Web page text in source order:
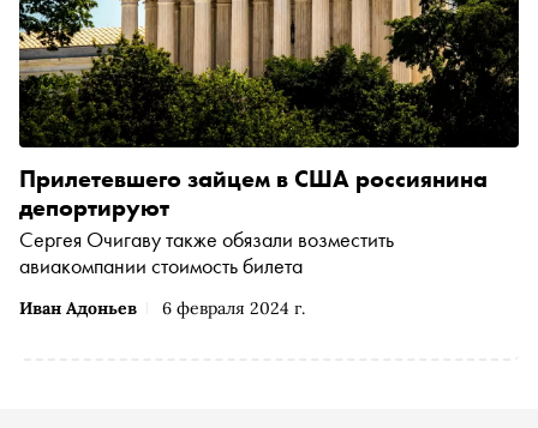
Иван Адоньев 6 февраля 2024 г.
Прилетевшего зайцем в США россиянина
депортируют
Сергея Очигаву также обязали возместить
авиакомпании стоимость билета